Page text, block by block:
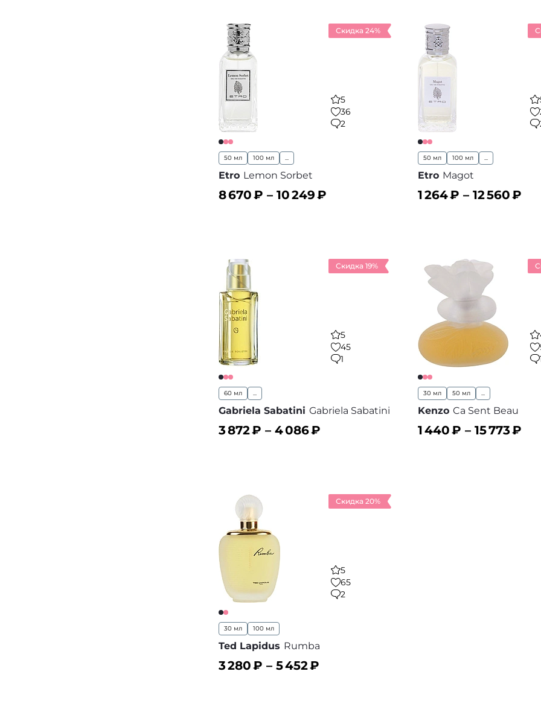
Скидка 24%
5
36
2
50 мл 100 мл ...
Etro Lemon Sorbet
8 670₽ – 10 249₽
50 мл 100 мл ...
Etro Magot
1 264₽ – 12 560₽
Скидка 19%
5
45
1
60 мл ...
Gabriela Sabatini Gabriela Sabatini
3 872₽ – 4 086₽
30 мл 50 мл ...
Kenzo Ca Sent Beau
1 440₽ – 15 773₽
Скидка 20%
5
65
2
30 мл 100 мл
Ted Lapidus Rumba
3 280₽ – 5 452₽